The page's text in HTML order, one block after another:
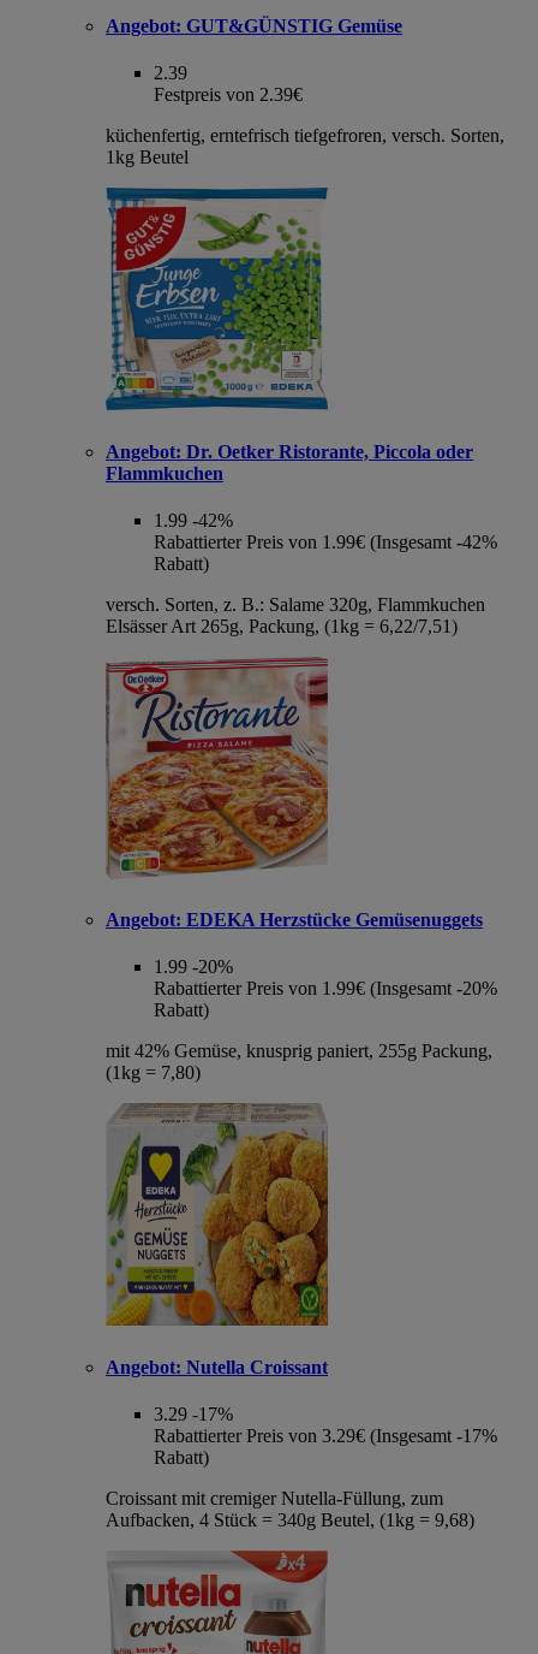
Angebot: GUT&GÜNSTIG Gemüse
2.39
Festpreis von 2.39€
küchenfertig, erntefrisch tiefgefroren, versch. Sorten,
1kg Beutel
Angebot: Dr. Oetker Ristorante, Piccola oder
Flammkuchen
1.99 -42%
Rabattierter Preis von 1.99€ (Insgesamt -42%
Rabatt)
versch. Sorten, z. B.: Salame 320g, Flammkuchen
Elsässer Art 265g, Packung, (1kg = 6,22/7,51)
Angebot: EDEKA Herzstücke Gemüsenuggets
1.99 -20%
Rabattierter Preis von 1.99€ (Insgesamt -20%
Rabatt)
mit 42% Gemüse, knusprig paniert, 255g Packung,
(1kg = 7,80)
Angebot: Nutella Croissant
3.29 -17%
Rabattierter Preis von 3.29€ (Insgesamt -17%
Rabatt)
Croissant mit cremiger Nutella-Füllung, zum
Aufbacken, 4 Stück = 340g Beutel, (1kg = 9,68)